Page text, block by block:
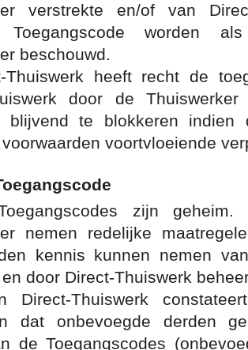
verstrekte en/of van
Toegangscode worden
beschouwd.
Thuiswerk heeft recht de
door de Thuiswerker
blijvend te blokkeren indien
voortvloeiende
zijn geheim.
nemen redelijke
kennis kunnen nemen
door Direct-Thuiswerk
Direct-Thuiswerk
dat onbevoegde derden
de Toegangscodes